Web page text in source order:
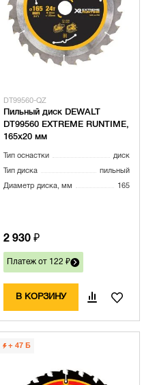
DT99560-QZ
Пильный диск DEWALT
DT99560 EXTREME RUNTIME,
165х20 мм
Тип оснастки диск
Тип диска пильный
Диаметр диска, мм 165
2 930 ₽
Платеж от 122 ₽
В КОРЗИНУ
+ 47 Б